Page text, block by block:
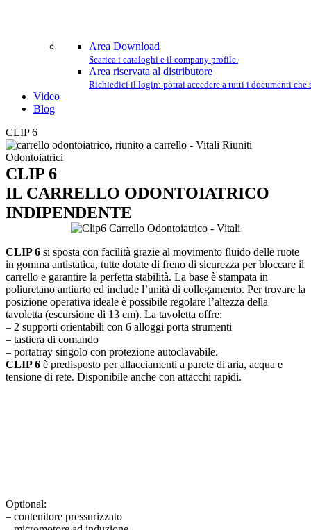
Area Download
Scarica i cataloghi e il company profile.
Area riservata al distributore
Richiedici il login: potrai accedere a tutti i documenti che
Video
Blog
CLIP 6
CLIP 6
IL CARRELLO ODONTOIATRICO
INDIPENDENTE
CLIP 6 si sposta con facilità grazie al movimento fluido delle ruote
in gomma antistatica, tutte dotate di freno di sicurezza per bloccare il
carrello e garantire la perfetta stabilità. La base è stampata in
poliuretano antiurto ed include l’unità di collegamento. Per trovare la
posizione operativa ideale è possibile regolare l’altezza della
tavoletta (escursione di 13 cm). La tavoletta offre:
– 2 supporti orientabili con 6 alloggi porta strumenti
– tastiera di comando
– portatray singolo con protezione autoclavabile.
CLIP 6 è predisposto per allacciamenti a parete di aria, acqua e
tensione di rete. Disponibile anche con attacchi rapidi.
Optional:
– contenitore pressurizzato